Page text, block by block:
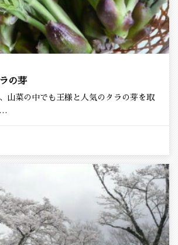
の芽
山菜の中でも王様と人気のタラの芽を取
…